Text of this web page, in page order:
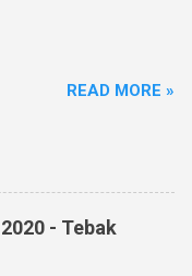
READ MORE »
- Tebak